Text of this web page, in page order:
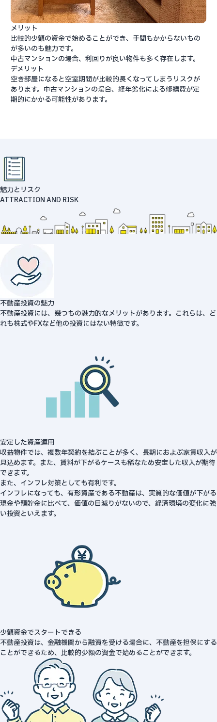
メリット
比較的少額の資金で始めることができ、手間もかからないもの
が多いのも魅力です。
中古マンションの場合、利回りが良い物件も多く存在します。
デメリット
空き部屋になると空室期間が比較的長くなってしまうリスクが
あります。中古マンションの場合、経年劣化による修繕費が定
期的にかかる可能性があります。
魅力とリスク
ATTRACTION AND RISK
不動産投資の魅力
不動産投資には、幾つもの魅力的なメリットがあります。これらは、ど
れも株式やFXなど他の投資にはない特徴です。
安定した資産運用
収益物件では、複数年契約を結ぶことが多く、長期におよぶ家賃収入が
見込めます。また、賃料が下がるケースも稀なため安定した収入が期待
できます。
また、インフレ対策としても有利です。
インフレになっても、有形資産である不動産は、実質的な価値が下がる
現金や預貯金に比べて、価値の目減りがないので、経済環境の変化に強
い投資といえます。
少額資金でスタートできる
不動産投資は、金融機関から融資を受ける場合に、不動産を担保にする
ことができるため、比較的少額の資金で始めることができます。